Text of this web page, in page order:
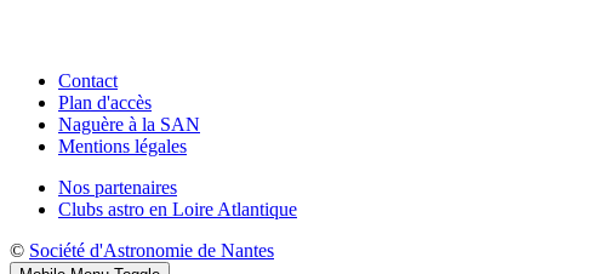
Contact
Plan d'accès
Naguère à la SAN
Mentions légales
Nos partenaires
Clubs astro en Loire Atlantique
© Société d'Astronomie de Nantes